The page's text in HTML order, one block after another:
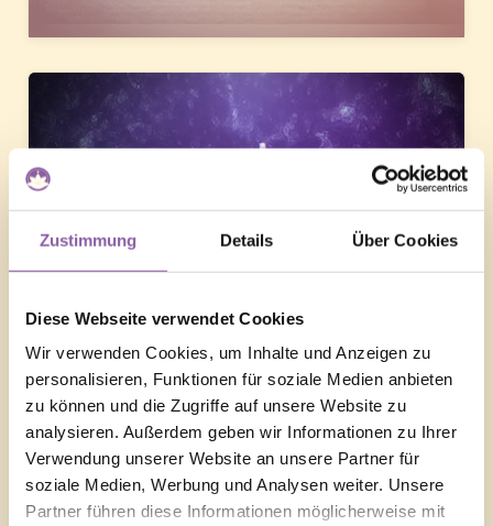
Zustimmung Details Über Cookies
Diese Webseite verwendet Cookies
Wir verwenden Cookies, um Inhalte und Anzeigen zu
personalisieren, Funktionen für soziale Medien anbieten
zu können und die Zugriffe auf unsere Website zu
analysieren. Außerdem geben wir Informationen zu Ihrer
Verwendung unserer Website an unsere Partner für
soziale Medien, Werbung und Analysen weiter. Unsere
Partner führen diese Informationen möglicherweise mit